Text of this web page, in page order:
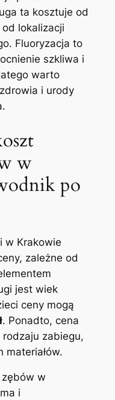
⁢ta​ kosztuje ⁤od
od lokalizacji
Fluoryzacja to⁢
szkliwa i
warto
i urody
w⁤
po‍
w ​Krakowie
zależne od​
jest wiek
ceny mogą
. Ponadto, ⁣cena
zabiegu,
materiałów.
zębów w‍
‍i